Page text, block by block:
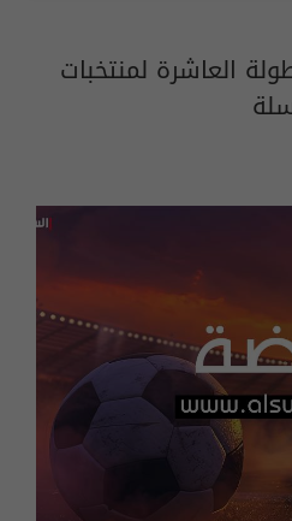
العاشرة لمنتخبات